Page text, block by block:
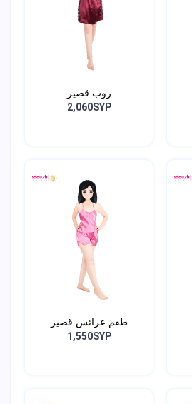
روب قصير
2,060SYP
طقم عرائس قصير
1,550SYP